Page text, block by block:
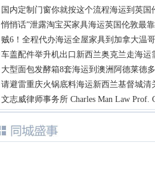
国内定制门窗你就按这个流程海运到英国
悄悄话”泄露淘宝买家具海运英国伦敦最
贼6！全程代办海运全屋家具到加拿大温
车盖配件举升机出口新西兰奥克兰走海
大型面包发酵箱8套海运到澳洲阿德莱德
请避雷重庆火锅底料海运新西兰基督城清
文志威律师事务所 Charles Man Law Prof.